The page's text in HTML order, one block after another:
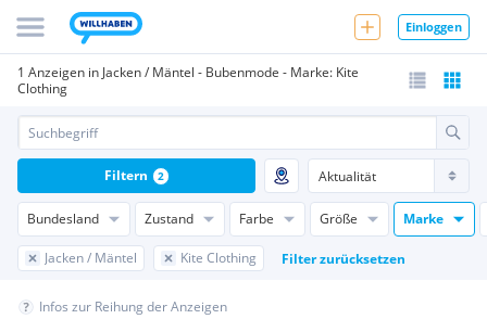
Einloggen
1 Anzeigen in Jacken / Mäntel - Bubenmode - Marke: Kite
Clothing
Bundesland Zustand Farbe Größe Marke
Jacken / Mäntel Kite Clothing Filter zurücksetzen
Filtern 2
Infos zur Reihung der Anzeigen